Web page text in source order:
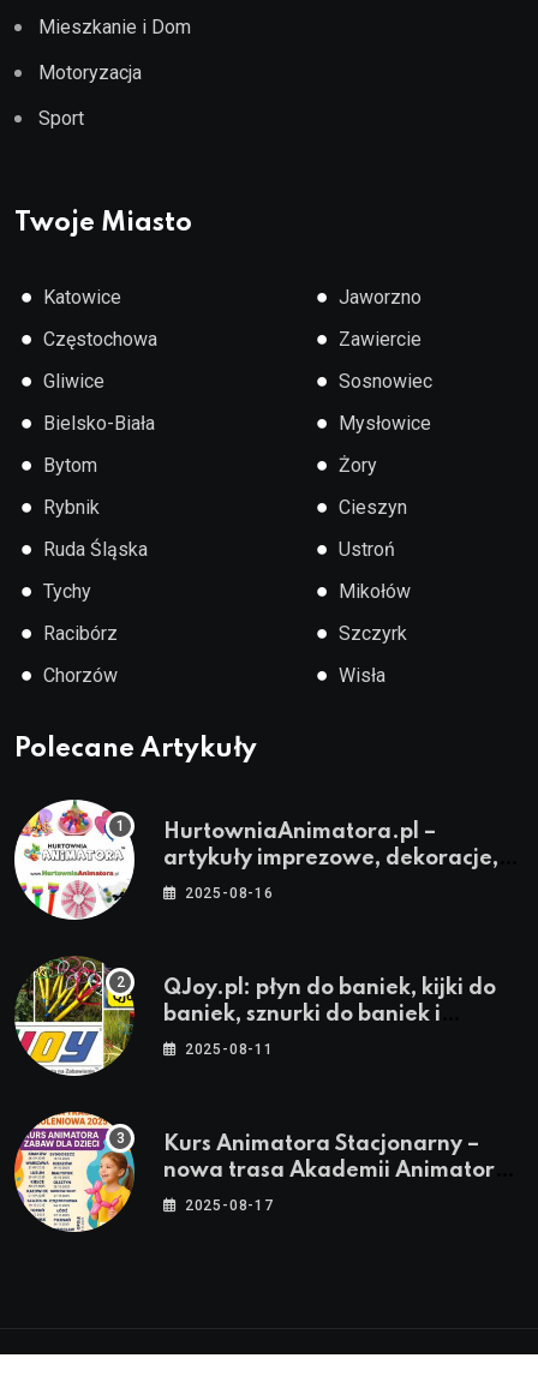
Mieszkanie i Dom
Motoryzacja
Sport
Twoje Miasto
● Katowice
● Częstochowa
● Gliwice
● Bielsko-Biała
● Bytom
● Rybnik
● Ruda Śląska
● Tychy
● Racibórz
● Chorzów
● Jaworzno
● Zawiercie
● Sosnowiec
● Mysłowice
● Żory
● Cieszyn
● Ustroń
● Mikołów
● Szczyrk
● Wisła
Polecane Artykuły
HurtowniaAnimatora.pl –
artykuły imprezowe, dekoracje,
stroje i akcesoria dla animatorów
2025-08-16
QJoy.pl: płyn do baniek, kijki do
baniek, sznurki do baniek i
zestawy do baniek
2025-08-11
Kurs Animatora Stacjonarny –
nowa trasa Akademii Animatora
– jesień 2025
2025-08-17